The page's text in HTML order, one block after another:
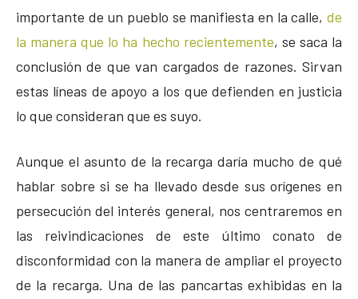
importante de un pueblo se manifiesta en la calle, de
la manera que lo ha hecho recientemente, se saca la
conclusión de que van cargados de razones. Sirvan
estas líneas de apoyo a los que defienden en justicia
lo que consideran que es suyo.
Aunque el asunto de la recarga daría mucho de qué
hablar sobre si se ha llevado desde sus orígenes en
persecución del interés general, nos centraremos en
las reivindicaciones de este último conato de
disconformidad con la manera de ampliar el proyecto
de la recarga. Una de las pancartas exhibidas en la